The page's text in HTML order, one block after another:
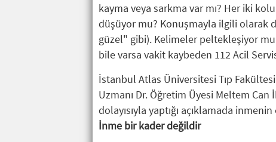
kayma veya sarkma var mı? Her iki
düşüyor mu? Konuşmayla ilgili olarak
güzel" gibi). Kelimeler peltekleşiyor
bile varsa vakit kaybeden 112 Acil
İstanbul Atlas Üniversitesi Tıp
Uzmanı Dr. Öğretim Üyesi Meltem Can
dolayısıyla yaptığı açıklamada
İnme bir kader değildir